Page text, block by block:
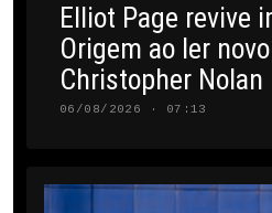
Elliot Page revive
Origem ao ler
Christopher Nolan
06/08/2026 · 07:13